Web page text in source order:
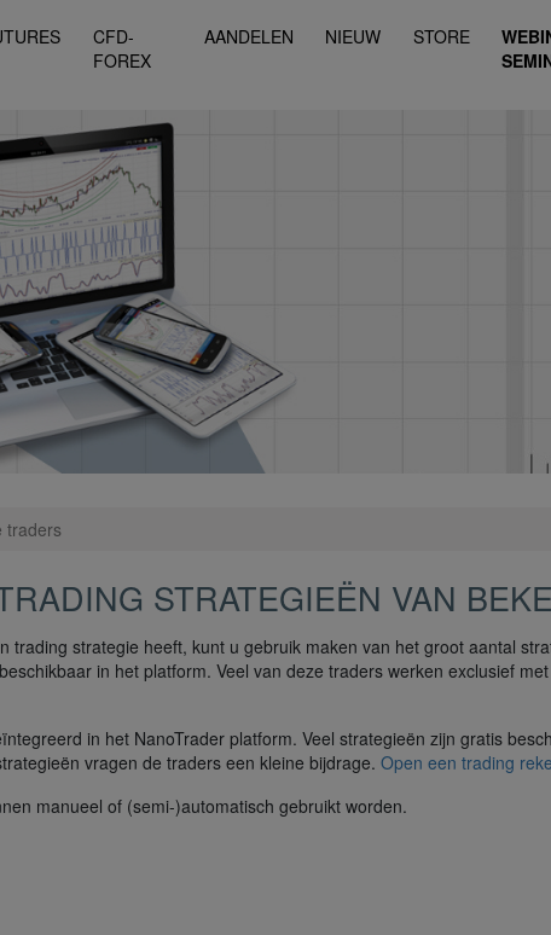
CFD-
FOREX
AANDELEN NIEUW STORE
traders
STRATEGIEËN VAN
trading strategie heeft, kunt u gebruik maken van het groot aantal
in het platform. Veel van deze traders werken exclusief
in het NanoTrader platform. Veel strategieën zijn gratis
vragen de traders een kleine bijdrage. Open een trading
manueel of (semi-)automatisch gebruikt worden.